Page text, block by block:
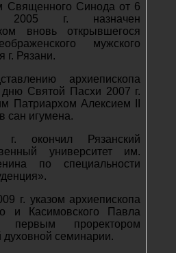
Священного Синода от 6
2005 г. назначен
вновь открывшегося
мужского
г. Рязани.
архиепископа
Святой Пасхи 2007 г.
Патриархом Алексием II
сан игумена.
окончил Рязанский
университет им.
по специальности
г. указом архиепископа
и Касимовского Павла
первым проректором
духовной семинарии.